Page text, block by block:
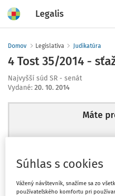
Legalis
Domov Legislatíva Judikatúra
4 Tost 35/2014 -
Najvyšší súd SR - senát
Vydané: 20. 10. 2014
Máte
Ups, zatiaľ ste
Súhlas s cookies
Vážený návštevník, snažíme sa zo
používateľského komfortu pri